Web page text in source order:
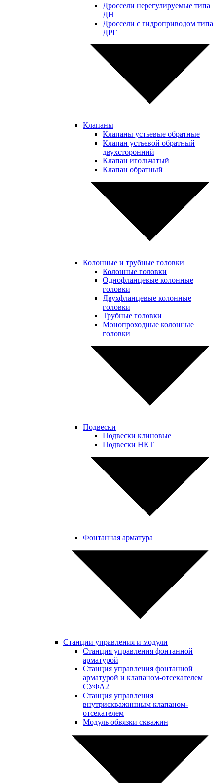
Дроссели нерегулируемые типа
ДН
Дроссели с гидроприводом типа
ДРГ
Клапаны
Клапаны устьевые обратные
Клапан устьевой обратный
двухсторонний
Клапан игольчатый
Клапан обратный
Колонные и трубные головки
Колонные головки
Однофланцевые колонные
головки
Двухфланцевые колонные
головки
Трубные головки
Монопроходные колонные
головки
Подвески
Подвески клиновые
Подвески НКТ
Фонтанная арматура
Станции управления и модули
Станция управления фонтанной
арматурой
Станция управления фонтанной
арматурой и клапаном-отсекателем
СУФА2
Станция управления
внутрискважинным клапаном-
отсекателем
Модуль обвязки скважин